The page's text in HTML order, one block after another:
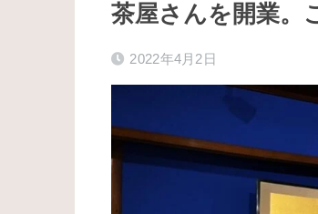
茶屋さんを開業。
2022年4月2日